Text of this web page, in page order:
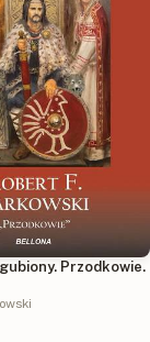
Przodkowie.